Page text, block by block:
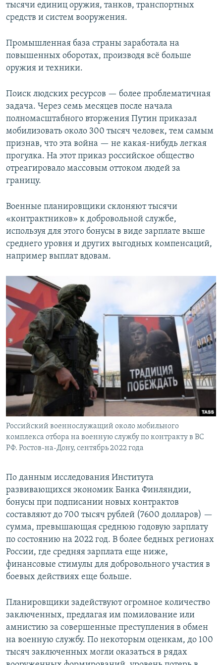
тысячи единиц оружия, танков, транспортных
средств и систем вооружения.
Промышленная база страны заработала на
повышенных оборотах, производя всё больше
оружия и техники.
Поиск людских ресурсов — более проблематичная
задача. Через семь месяцев после начала
полномасштабного вторжения Путин приказал
мобилизовать около 300 тысяч человек, тем самым
признав, что эта война — не какая-нибудь легкая
прогулка. На этот приказ российское общество
отреагировало массовым оттоком людей за
границу.
Военные планировщики склоняют тысячи
«контрактников» к добровольной службе,
используя для этого бонусы в виде зарплате выше
среднего уровня и других выгодных компенсаций,
например выплат вдовам.
Российский военнослужащий около мобильного
комплекса отбора на военную службу по контракту в ВС
РФ. Ростов-на-Дону, сентябрь 2022 года
По данным исследования Института
развивающихся экономик Банка Финляндии,
бонусы при подписании новых контрактов
составляют до 700 тысяч рублей (7600 долларов) —
сумма, превышающая среднюю годовую зарплату
по состоянию на 2022 год. В более бедных регионах
России, где средняя зарплата еще ниже,
финансовые стимулы для добровольного участия в
боевых действиях еще больше.
Планировщики задействуют огромное количество
заключенных, предлагая им помилование или
амнистию за совершенные преступления в обмен
на военную службу. По некоторым оценкам, до 100
тысяч заключенных могли оказаться в рядах